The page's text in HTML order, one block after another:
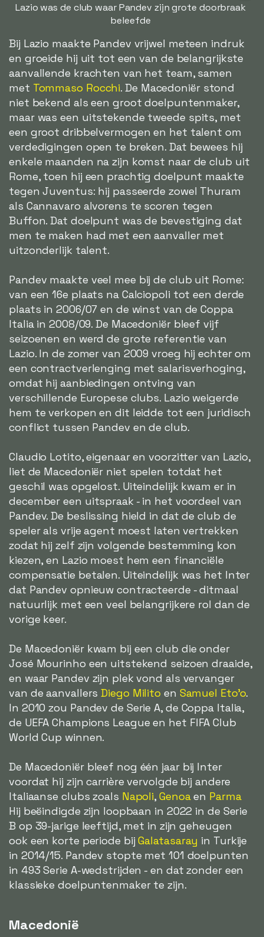
Lazio was de club waar Pandev zijn grote doorbraak
beleefde
Bij Lazio maakte Pandev vrijwel meteen indruk
en groeide hij uit tot een van de belangrijkste
aanvallende krachten van het team, samen
met Tommaso Rocchi. De Macedoniër stond
niet bekend als een groot doelpuntenmaker,
maar was een uitstekende tweede spits, met
een groot dribbelvermogen en het talent om
verdedigingen open te breken. Dat bewees hij
enkele maanden na zijn komst naar de club uit
Rome, toen hij een prachtig doelpunt maakte
tegen Juventus: hij passeerde zowel Thuram
als Cannavaro alvorens te scoren tegen
Buffon. Dat doelpunt was de bevestiging dat
men te maken had met een aanvaller met
uitzonderlijk talent.
Pandev maakte veel mee bij de club uit Rome:
van een 16e plaats na Calciopoli tot een derde
plaats in 2006/07 en de winst van de Coppa
Italia in 2008/09. De Macedoniër bleef vijf
seizoenen en werd de grote referentie van
Lazio. In de zomer van 2009 vroeg hij echter om
een contractverlenging met salarisverhoging,
omdat hij aanbiedingen ontving van
verschillende Europese clubs. Lazio weigerde
hem te verkopen en dit leidde tot een juridisch
conflict tussen Pandev en de club.
Claudio Lotito, eigenaar en voorzitter van Lazio,
liet de Macedoniër niet spelen totdat het
geschil was opgelost. Uiteindelijk kwam er in
december een uitspraak - in het voordeel van
Pandev. De beslissing hield in dat de club de
speler als vrije agent moest laten vertrekken
zodat hij zelf zijn volgende bestemming kon
kiezen, en Lazio moest hem een financiële
compensatie betalen. Uiteindelijk was het Inter
dat Pandev opnieuw contracteerde - ditmaal
natuurlijk met een veel belangrijkere rol dan de
vorige keer.
De Macedoniër kwam bij een club die onder
José Mourinho een uitstekend seizoen draaide,
en waar Pandev zijn plek vond als vervanger
van de aanvallersDiego Milito en Samuel Eto'o.
In 2010 zou Pandev de Serie A, de Coppa Italia,
de UEFA Champions League en het FIFA Club
World Cup winnen.
De Macedoniër bleef nog één jaar bij Inter
voordat hij zijn carrière vervolgde bij andere
Italiaanse clubs zoals Napoli, Genoaen Parma
Hij beëindigde zijn loopbaan in 2022 in de Serie
B op 39-jarige leeftijd, met in zijn geheugen
ook een korte periode bijGalatasaray in Turkije
in 2014/15. Pandev stopte met 101 doelpunten
in 493 Serie A-wedstrijden - en dat zonder een
klassieke doelpuntenmaker te zijn.
Macedonië